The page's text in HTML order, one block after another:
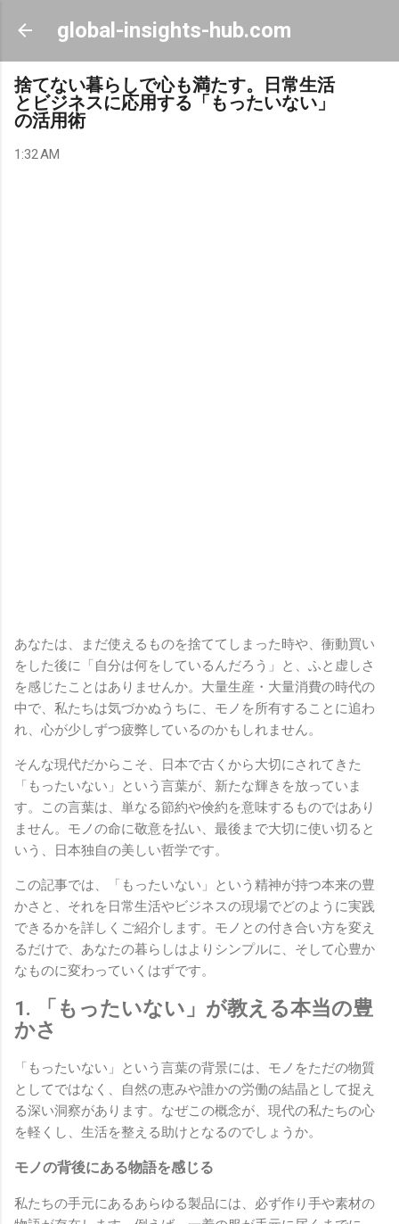
Skip to main content
global-insights-hub.com
捨てない暮らしで心も満たす。日常生活
とビジネスに応用する「もったいない」
の活用術
1:32 AM
あなたは、まだ使えるものを捨ててしまった時や、衝動買い
をした後に「自分は何をしているんだろう」と、ふと虚しさ
を感じたことはありませんか。大量生産・大量消費の時代の
中で、私たちは気づかぬうちに、モノを所有することに追わ
れ、心が少しずつ疲弊しているのかもしれません。
そんな現代だからこそ、日本で古くから大切にされてきた
「もったいない」という言葉が、新たな輝きを放っていま
す。この言葉は、単なる節約や倹約を意味するものではあり
ません。モノの命に敬意を払い、最後まで大切に使い切ると
いう、日本独自の美しい哲学です。
この記事では、「もったいない」という精神が持つ本来の豊
かさと、それを日常生活やビジネスの現場でどのように実践
できるかを詳しくご紹介します。モノとの付き合い方を変え
るだけで、あなたの暮らしはよりシンプルに、そして心豊か
なものに変わっていくはずです。
1. 「もったいない」が教える本当の豊
かさ
「もったいない」という言葉の背景には、モノをただの物質
としてではなく、自然の恵みや誰かの労働の結晶として捉え
る深い洞察があります。なぜこの概念が、現代の私たちの心
を軽くし、生活を整える助けとなるのでしょうか。
モノの背後にある物語を感じる
私たちの手元にあるあらゆる製品には、必ず作り手や素材の